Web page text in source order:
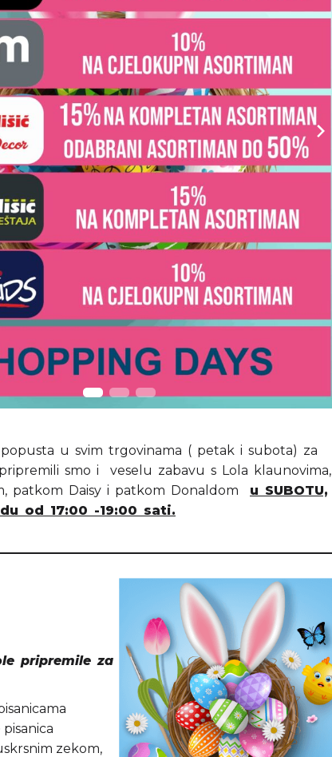
u svim trgovinama ( petak i subota) za
smo i veselu zabavu s Lola klaunovima,
patkom Daisy i patkom Donaldom u SUBOTU,
od 17:00 -19:00 sati.
pripremile za
zekom,